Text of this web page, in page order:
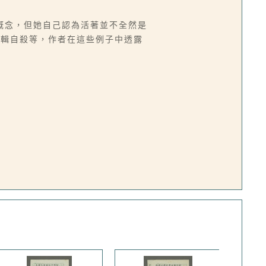
，但她自己認為活著並不全然是
自殺等，作者在這些例子中透露